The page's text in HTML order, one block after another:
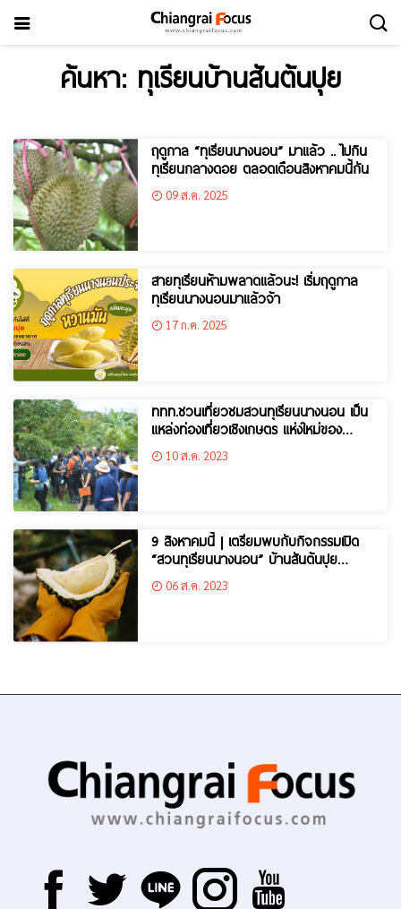
ค้นหา: ทุเรียนบ้านสันต้นปุย
ฤดูกาล “ทุเรียนนางนอน” มาแล้ว .. ไปกิน
ทุเรียนกลางดอย ตลอดเดือนสิงหาคมนี้กัน
09 ส.ค. 2025
สายทุเรียนห้ามพลาดแล้วนะ! เริ่มฤดูกาล
ทุเรียนนางนอนมาแล้วจ้า
17 ก.ค. 2025
ททท.ชวนเที่ยวชมสวนทุเรียนนางนอน เป็น
แหล่งท่องเที่ยวเชิงเกษตร แห่งใหม่ของ
อำเภอแม่สาย
10 ส.ค. 2023
9 สิงหาคมนี้ | เตรียมพบกับกิจกรรมเปิด
“สวนทุเรียนนางนอน” บ้านสันต้นปุย
อ.แม่สาย
06 ส.ค. 2023